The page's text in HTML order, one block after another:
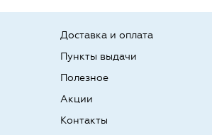
Доставка и оплата
Пункты выдачи
Полезное
Акции
Контакты